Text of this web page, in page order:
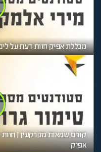
מכללת אפיק חוות דעת על
קורס שמאות מקרקעין |
אפיק